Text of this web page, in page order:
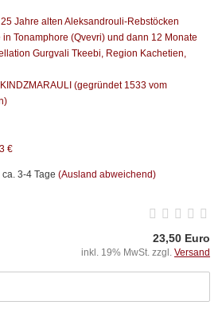
Jahre alten Aleksandrouli-Rebstöcken
Tonamphore (Qvevri) und dann 12 Monate
Gurgvali Tkeebi, Region Kachetien,
(gegründet 1533 vom
€
ca. 3-4 Tage (Ausland abweichend)
23,50 Euro
inkl. 19% MwSt. zzgl. Versand